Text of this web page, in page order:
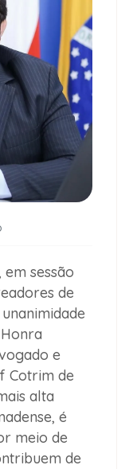
sessão
de
e
Cotrim de
alta
é
meio de
de